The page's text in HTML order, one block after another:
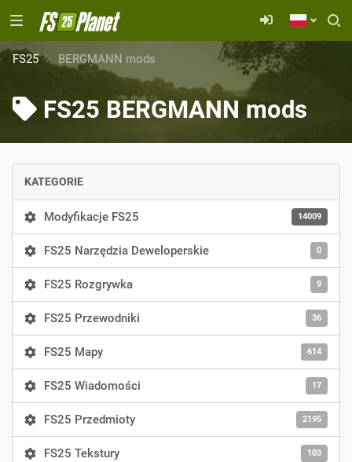
FS25 BERGMANN mods
FS25 BERGMANN mods
KATEGORIE
Modyfikacje FS25 14009
FS25 Narzędzia Deweloperskie 0
FS25 Rozgrywka 9
FS25 Przewodniki 36
FS25 Mapy 614
FS25 Wiadomości 17
FS25 Przedmioty 2195
FS25 Tekstury 103